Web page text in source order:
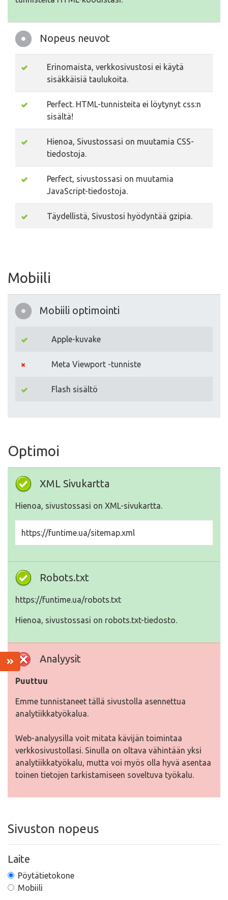
Nopeus neuvot
Erinomaista, verkkosivustosi ei käytä
sisäkkäisiä taulukoita.
Perfect. HTML-tunnisteita ei löytynyt css:n
sisältä!
Hienoa, Sivustossasi on muutamia CSS-
tiedostoja.
Perfect, sivustossasi on muutamia
JavaScript-tiedostoja.
Täydellistä, Sivustosi hyödyntää gzipia.
Mobiili
Mobiili optimointi
Apple-kuvake
Meta Viewport -tunniste
Flash sisältö
Optimoi
XML Sivukartta
Hienoa, sivustossasi on XML-sivukartta.
https://funtime.ua/sitemap.xml
Robots.txt
https://funtime.ua/robots.txt
Hienoa, sivustossasi on robots.txt-tiedosto.
Analyysit
Puuttuu
Emme tunnistaneet tällä sivustolla asennettua
analytiikkatyökalua.
Web-analyysilla voit mitata kävijän toimintaa
verkkosivustollasi. Sinulla on oltava vähintään yksi
analytiikkatyökalu, mutta voi myös olla hyvä asentaa
toinen tietojen tarkistamiseen soveltuva työkalu.
Sivuston nopeus
Laite
Pöytätietokone
Mobiili